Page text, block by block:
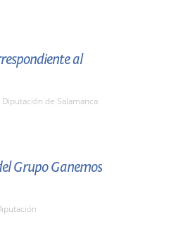
al
de Salamanca
Grupo Ganemos